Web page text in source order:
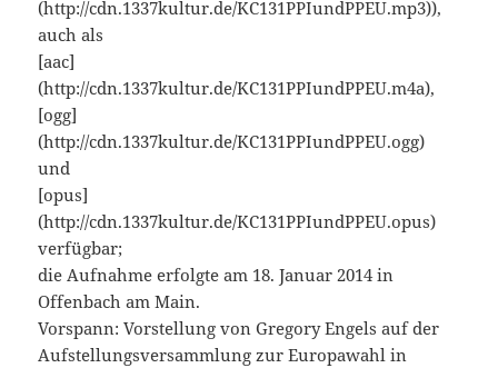
(http://cdn.1337kultur.de/KC131PPIundPPEU.mp3)),
auch als
[aac]
(http://cdn.1337kultur.de/KC131PPIundPPEU.m4a),
[ogg]
(http://cdn.1337kultur.de/KC131PPIundPPEU.ogg)
und
[opus]
(http://cdn.1337kultur.de/KC131PPIundPPEU.opus)
verfügbar;
die Aufnahme erfolgte am 18. Januar 2014 in
Offenbach am Main.
Vorspann: Vorstellung von Gregory Engels auf der
Aufstellungsversammlung zur Europawahl in